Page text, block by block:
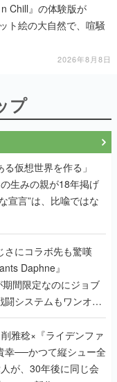
Chill』の体験版が
ト絵の大自然で、喧騒
2026年8月8日
プ
る仮想世界を作る」
生みの親が18年掲げ
宣言”は、比喩ではな
さにコラボ先も驚嘆
Daphne』
間限定なのにジョブ
闘システムもワンオフ
を両ディレクターに聞
削雅稔×『ライデンファ
幸──かつて縦シュー全
が、30年後に同じ会